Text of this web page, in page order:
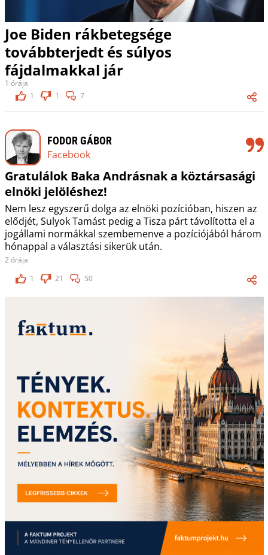
Joe Biden rákbetegsége
továbbterjedt és súlyos
fájdalmakkal jár
1 órája
1
1 7
FODOR GÁBOR
Facebook
Gratulálok Baka Andrásnak a köztársasági
elnöki jelöléshez!
Nem lesz egyszerű dolga az elnöki pozícióban, hiszen az
elődjét, Sulyok Tamást pedig a Tisza párt távolította el a
jogállami normákkal szembemenve a pozíciójából három
hónappal a választási sikerük után.
2 órája
1
21 50